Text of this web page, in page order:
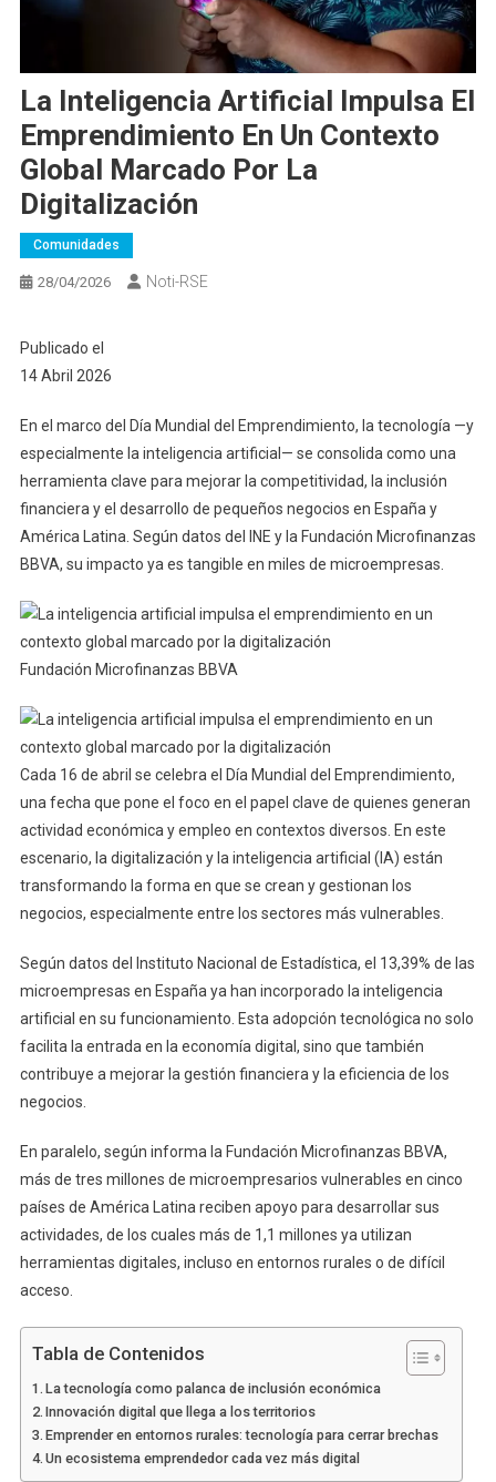
La Inteligencia Artificial Impulsa El
Emprendimiento En Un Contexto
Global Marcado Por La
Digitalización
Comunidades
28/04/2026 Noti-RSE
Publicado el
14 Abril 2026
En el marco del Día Mundial del Emprendimiento, la tecnología —y
especialmente la inteligencia artificial— se consolida como una
herramienta clave para mejorar la competitividad, la inclusión
financiera y el desarrollo de pequeños negocios en España y
América Latina. Según datos del INE y la Fundación Microfinanzas
BBVA, su impacto ya es tangible en miles de microempresas.
Fundación Microfinanzas BBVA
Cada 16 de abril se celebra el Día Mundial del Emprendimiento,
una fecha que pone el foco en el papel clave de quienes generan
actividad económica y empleo en contextos diversos. En este
escenario, la digitalización y la inteligencia artificial (IA) están
transformando la forma en que se crean y gestionan los
negocios, especialmente entre los sectores más vulnerables.
Según datos del Instituto Nacional de Estadística, el 13,39% de las
microempresas en España ya han incorporado la inteligencia
artificial en su funcionamiento. Esta adopción tecnológica no solo
facilita la entrada en la economía digital, sino que también
contribuye a mejorar la gestión financiera y la eficiencia de los
negocios.
En paralelo, según informa la Fundación Microfinanzas BBVA,
más de tres millones de microempresarios vulnerables en cinco
países de América Latina reciben apoyo para desarrollar sus
actividades, de los cuales más de 1,1 millones ya utilizan
herramientas digitales, incluso en entornos rurales o de difícil
acceso.
Tabla de Contenidos
La tecnología como palanca de inclusión económica
Innovación digital que llega a los territorios
Emprender en entornos rurales: tecnología para cerrar brechas
Un ecosistema emprendedor cada vez más digital